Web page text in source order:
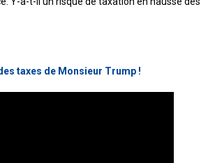
taxes de Monsieur Trump !